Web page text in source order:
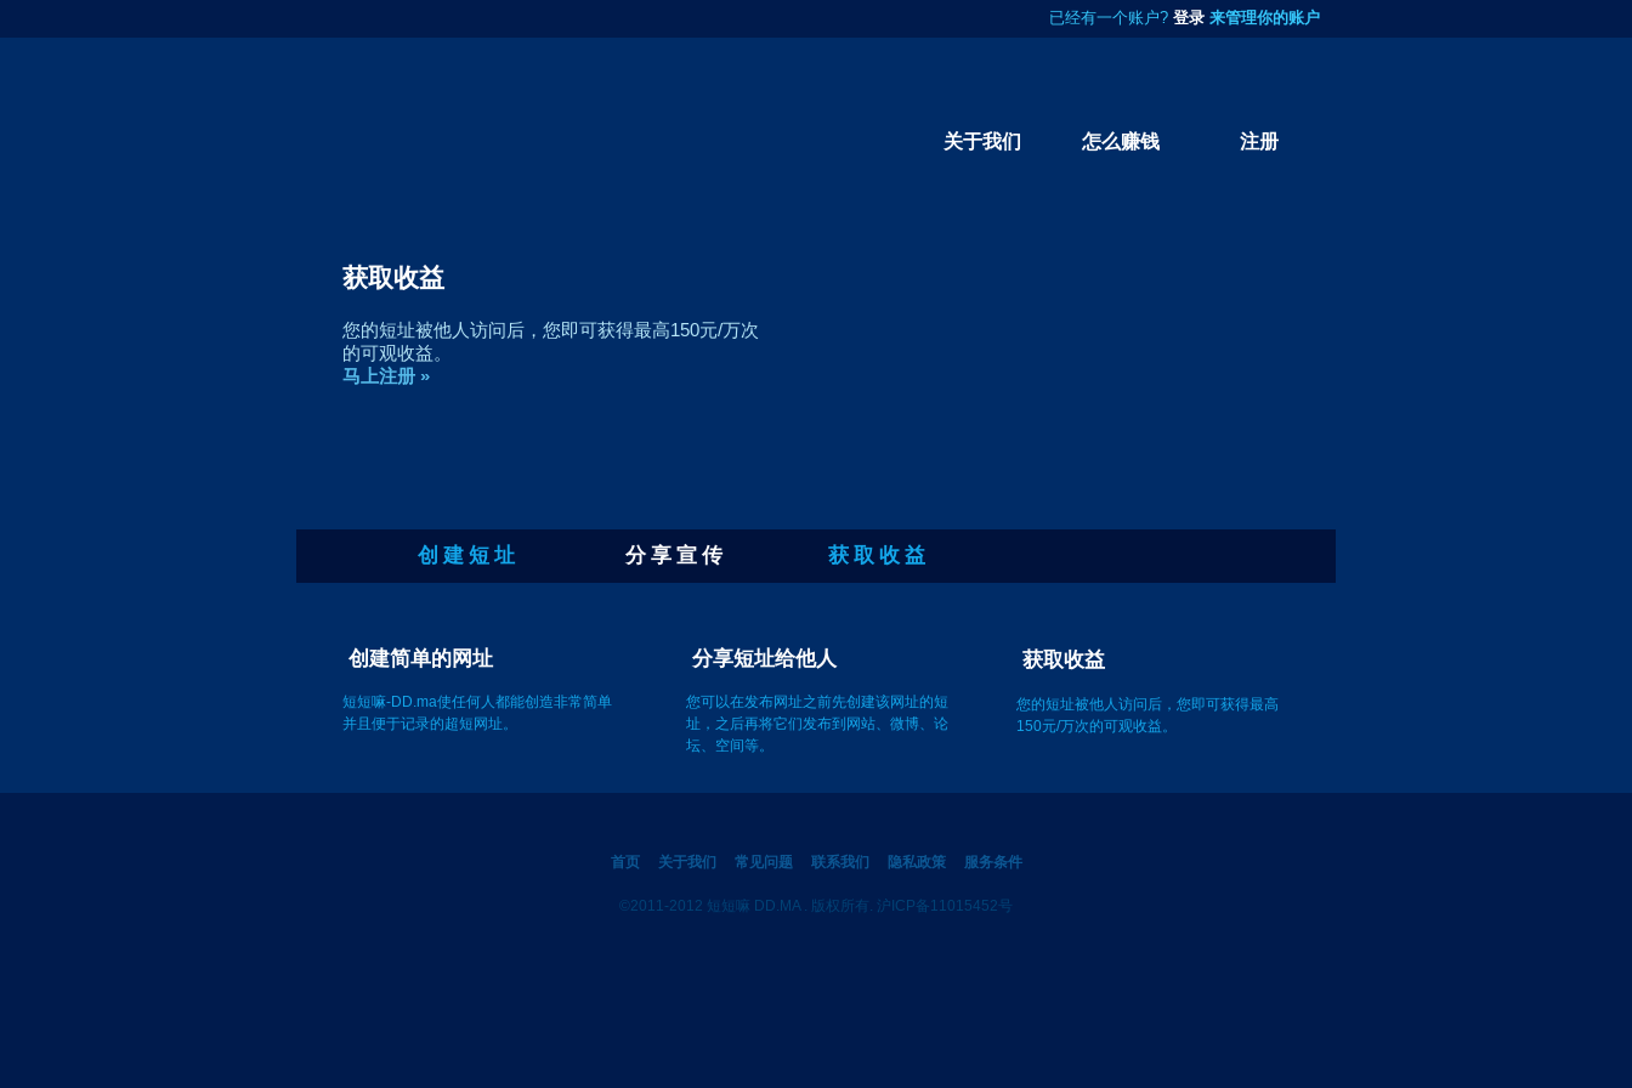
已经有一个账户? 登录 来管理你的账户
关于我们 怎么赚钱 注册
获取收益
您的短址被他人访问后，您即可获得最高150元/万次
的可观收益。
马上注册 »
创 建 短 址 分 享 宣 传 获 取 收 益
创建简单的网址 分享短址给他人
您可以在发布网址之前先创建该网址的短
获取收益
您的短址被他人访问后，您即可获得最高
150元/万次的可观收益。
首页 关于我们 常见问题 联系我们 隐私政策 服务条件